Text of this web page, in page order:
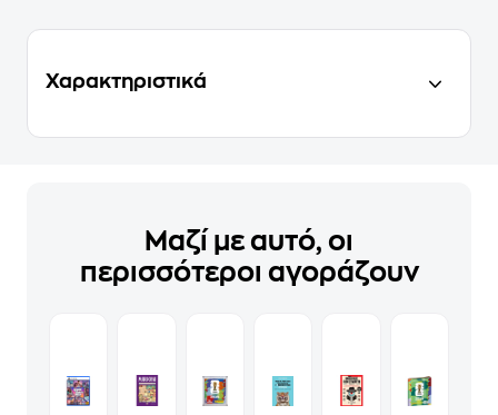
Χαρακτηριστικά
Μαζί με αυτό, οι
περισσότεροι αγοράζουν